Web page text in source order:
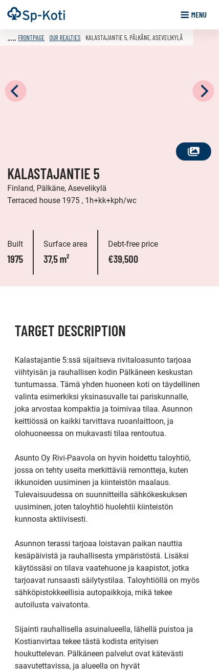
Go
to
Frontpage MENU
SEE
FRONTPAGE OUR REALTIES KALASTAJANTIE 5, PÄLKÄNE, ASEVELIKYLÄ
KALASTAJANTIE 5
Finland, Pälkäne, Asevelikylä
Terraced house 1975 , 1h+kk+kph/wc
Built
1975
Surface area
37,5 m²
Debt-free price
€39,500
TARGET DESCRIPTION
Kalastajantie 5:ssä sijaitseva rivitaloasunto tarjoaa
viihtyisän ja rauhallisen kodin Pälkäneen keskustan
tuntumassa. Tämä yhden huoneen koti on täydellinen
valinta esimerkiksi yksinasuvalle tai pariskunnalle,
joka arvostaa kompaktia ja toimivaa tilaa. Asunnon
keittiössä on kaikki tarvittava ruoanlaittoon, ja
olohuoneessa on mukavasti tilaa rentoutua.
Asunto Oy Rivi-Paavola on hyvin hoidettu taloyhtiö,
jossa on tehty useita merkittäviä remontteja, kuten
ikkunoiden uusiminen ja kiinteistön maalaus.
Tulevaisuudessa on suunnitteilla sähkökeskuksen
uusiminen, joten taloyhtiö huolehtii kiinteistön
kunnosta aktiivisesti.
Asunnon terassi tarjoaa loistavan paikan nauttia
kesäpäivistä ja rauhallisesta ympäristöstä. Lisäksi
käytössäsi on tilava vaatehuone ja kaapistot, jotka
tarjoavat runsaasti säilytystilaa. Taloyhtiöllä on myös
sähköpistokkeellisia autopaikkoja, mikä tekee
autoilusta vaivatonta.
Sijainti rauhallisella asuinalueella, lähellä puistoa ja
Kostianvirtaa tekee tästä kodista erityisen
houkuttelevan. Pälkäneen palvelut ovat kätevästi
saavutettavissa, ja alueella on hyvät